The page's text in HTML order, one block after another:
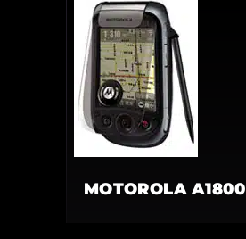
MOTOROLA A1800